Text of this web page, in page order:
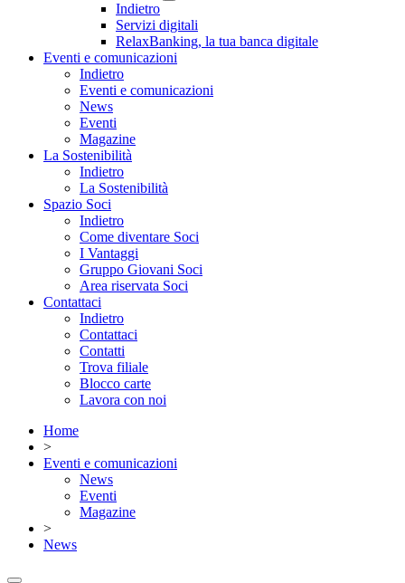
Indietro
Servizi digitali
RelaxBanking, la tua banca digitale
Eventi e comunicazioni
Indietro
Eventi e comunicazioni
News
Eventi
Magazine
La Sostenibilità
Indietro
La Sostenibilità
Spazio Soci
Indietro
Come diventare Soci
I Vantaggi
Gruppo Giovani Soci
Area riservata Soci
Contattaci
Indietro
Contattaci
Contatti
Trova filiale
Blocco carte
Lavora con noi
Home
>
Eventi e comunicazioni
News
Eventi
Magazine
>
News